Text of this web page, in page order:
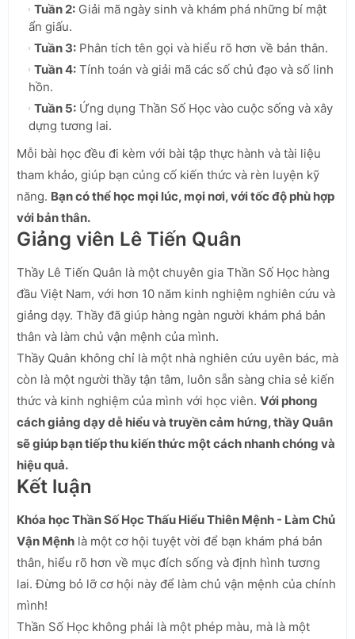
Tuần 2: Giải mã ngày sinh và khám phá những bí mật
ẩn giấu.
Tuần 3: Phân tích tên gọi và hiểu rõ hơn về bản thân.
Tuần 4: Tính toán và giải mã các số chủ đạo và số linh
hồn.
Tuần 5: Ứng dụng Thần Số Học vào cuộc sống và xây
dựng tương lai.
Mỗi bài học đều đi kèm với bài tập thực hành và tài liệu
tham khảo, giúp bạn củng cố kiến thức và rèn luyện kỹ
năng. Bạn có thể học mọi lúc, mọi nơi, với tốc độ phù hợp
với bản thân.
Giảng viên Lê Tiến Quân
Thầy Lê Tiến Quân là một chuyên gia Thần Số Học hàng
đầu Việt Nam, với hơn 10 năm kinh nghiệm nghiên cứu và
giảng dạy. Thầy đã giúp hàng ngàn người khám phá bản
thân và làm chủ vận mệnh của mình.
Thầy Quân không chỉ là một nhà nghiên cứu uyên bác, mà
còn là một người thầy tận tâm, luôn sẵn sàng chia sẻ kiến
thức và kinh nghiệm của mình với học viên. Với phong
cách giảng dạy dễ hiểu và truyền cảm hứng, thầy Quân
sẽ giúp bạn tiếp thu kiến thức một cách nhanh chóng và
hiệu quả.
Kết luận
Khóa học Thần Số Học Thấu Hiểu Thiên Mệnh - Làm Chủ
Vận Mệnh là một cơ hội tuyệt vời để bạn khám phá bản
thân, hiểu rõ hơn về mục đích sống và định hình tương
lai. Đừng bỏ lỡ cơ hội này để làm chủ vận mệnh của chính
mình!
Thần Số Học không phải là một phép màu, mà là một